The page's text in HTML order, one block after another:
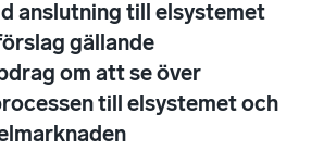
anslutning till elsystemet
gällande
om att se över
till elsystemet och